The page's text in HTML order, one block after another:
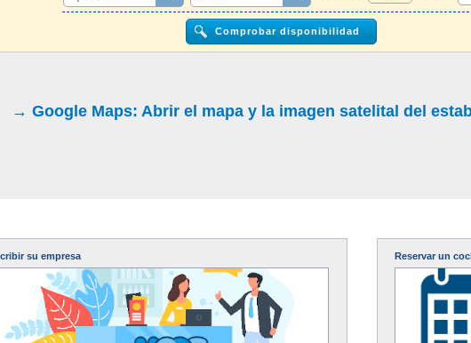
→ Google Maps: Abrir el mapa y la imagen satelital del
su empresa Reservar un